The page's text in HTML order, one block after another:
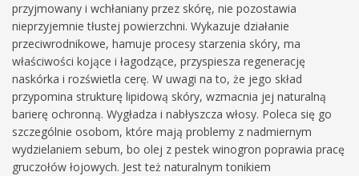
przyjmowany i wchłaniany przez skórę, nie pozostawia
nieprzyjemnie tłustej powierzchni. Wykazuje działanie
przeciwrodnikowe, hamuje procesy starzenia skóry, ma
właściwości kojące i łagodzące, przyspiesza regenerację
naskórka i rozświetla cerę. W uwagi na to, że jego skład
przypomina strukturę lipidową skóry, wzmacnia jej naturalną
barierę ochronną. Wygładza i nabłyszcza włosy. Poleca się go
szczególnie osobom, które mają problemy z nadmiernym
wydzielaniem sebum, bo olej z pestek winogron poprawia pracę
gruczołów łojowych. Jest też naturalnym tonikiem